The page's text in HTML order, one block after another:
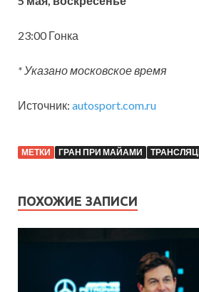
23:00 Гонка
* Указано московское время
Источник: autosport.com.ru
МЕТКИ ГРАН ПРИ МАЙАМИ
ПОХОЖИЕ ЗАПИСИ